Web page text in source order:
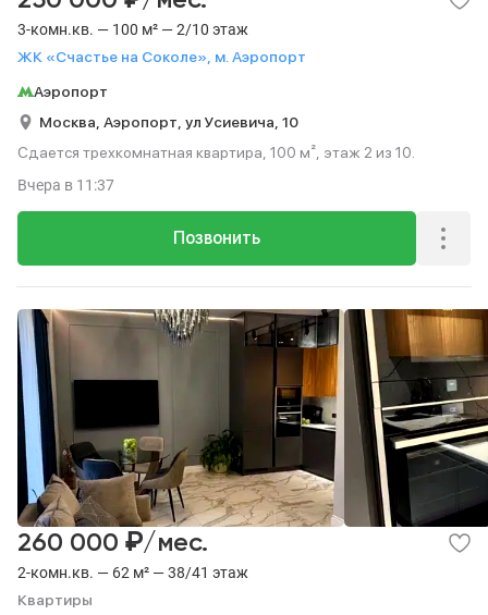
3-комн.кв. — 100 м² — 2/10 этаж
ЖК «Счастье на Соколе», м. Аэропорт
Аэропорт
Москва, Аэропорт, ул Усиевича, 10
Сдается трехкомнатная квартира, 100 м², этаж 2 из 10.
Позвонить
Вчера в 11:37
2-комн.кв. — 62 м² — 38/41 этаж
Квартиры
260 000 ₽/мес.